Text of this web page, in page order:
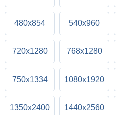
480x854 540x960
720x1280 768x1280
750x1334 1080x1920
1350x2400 1440x2560